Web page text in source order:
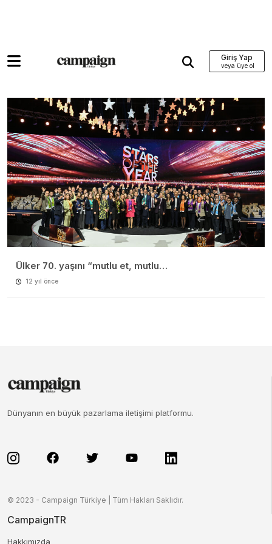
Giriş Yap
Ülker 70. yaşını “mutlu et, mutlu…
12 yıl önce
Dünyanın en büyük pazarlama iletişimi platformu.
© 2023 - Campaign Türkiye | Tüm Hakları Saklıdır.
CampaignTR
Hakkımızda